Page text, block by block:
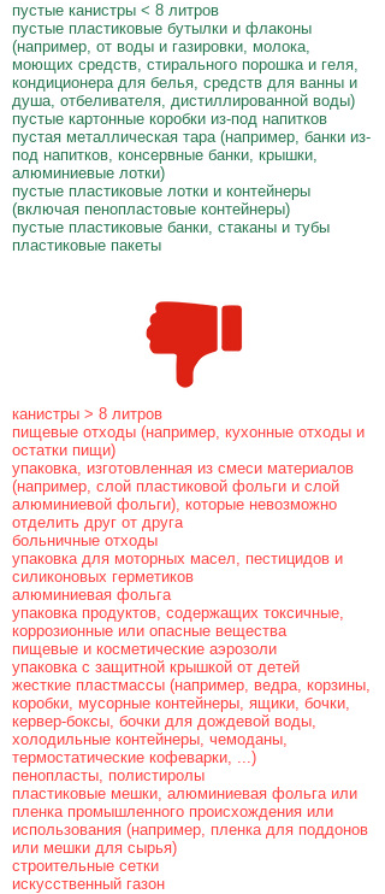
пустые канистры < 8 литров
пустые пластиковые бутылки и флаконы
(например, от воды и газировки, молока,
моющих средств, стирального порошка и геля,
кондиционера для белья, средств для ванны и
душа, отбеливателя, дистиллированной воды)
пустые картонные коробки из-под напитков
пустая металлическая тара (например, банки из-
под напитков, консервные банки, крышки,
алюминиевые лотки)
пустые пластиковые лотки и контейнеры
(включая пенопластовые контейнеры)
пустые пластиковые банки, стаканы и тубы
пластиковые пакеты
канистры > 8 литров
пищевые отходы (например, кухонные отходы и
остатки пищи)
упаковка, изготовленная из смеси материалов
(например, слой пластиковой фольги и слой
алюминиевой фольги), которые невозможно
отделить друг от друга
больничные отходы
упаковка для моторных масел, пестицидов и
силиконовых герметиков
алюминиевая фольга
упаковка продуктов, содержащих токсичные,
коррозионные или опасные вещества
пищевые и косметические аэрозоли
упаковка с защитной крышкой от детей
жесткие пластмассы (например, ведра, корзины,
коробки, мусорные контейнеры, ящики, бочки,
кервер-боксы, бочки для дождевой воды,
холодильные контейнеры, чемоданы,
термостатические кофеварки, ...)
пенопласты, полистиролы
пластиковые мешки, алюминиевая фольга или
пленка промышленного происхождения или
использования (например, пленка для поддонов
или мешки для сырья)
строительные сетки
искусственный газон